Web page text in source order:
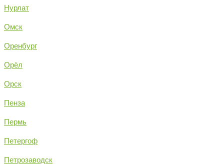
Нурлат
Омск
Оренбург
Орёл
Орск
Пенза
Пермь
Петергоф
Петрозаводск